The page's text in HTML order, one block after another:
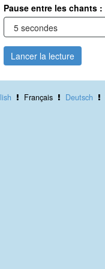
Pause entre les chants :
Lancer la lecture
Français Deutsch